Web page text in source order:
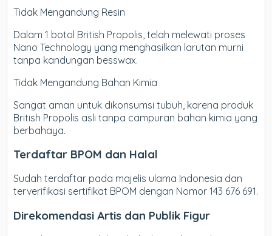
Tidak Mengandung Resin
Dalam 1 botol British Propolis, telah melewati proses
Nano Technology yang menghasilkan larutan murni
tanpa kandungan besswax.
Tidak Mengandung Bahan Kimia
Sangat aman untuk dikonsumsi tubuh, karena produk
British Propolis asli tanpa campuran bahan kimia yang
berbahaya.
Terdaftar BPOM dan Halal
Sudah terdaftar pada majelis ulama Indonesia dan
terverifikasi sertifikat BPOM dengan Nomor 143 676 691.
Direkomendasi Artis dan Publik Figur